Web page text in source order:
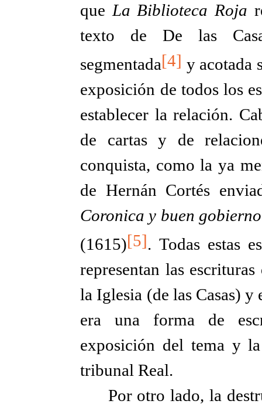
que La Biblioteca Roja
texto de De las
segmentada[4] y acotada
exposición de todos los
establecer la relación.
de cartas y de
conquista, como la ya
de Hernán Cortés
Coronica y buen gobierno
(1615)[5]. Todas estas
representan las
la Iglesia (de las Casas)
era una forma de
exposición del tema y
tribunal Real.
Por otro lado, la